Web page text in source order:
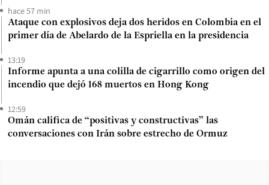
hace 57 min
Ataque con explosivos deja dos heridos en Colombia en el
primer día de Abelardo de la Espriella en la presidencia
13:19
Informe apunta a una colilla de cigarrillo como origen del
incendio que dejó 168 muertos en Hong Kong
12:59
Omán califica de “positivas y constructivas” las
conversaciones con Irán sobre estrecho de Ormuz